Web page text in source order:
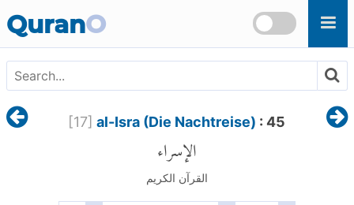
QuranO
[17] al-Isra (Die Nachtreise) : 45
الإسراء
القرآن الكريم